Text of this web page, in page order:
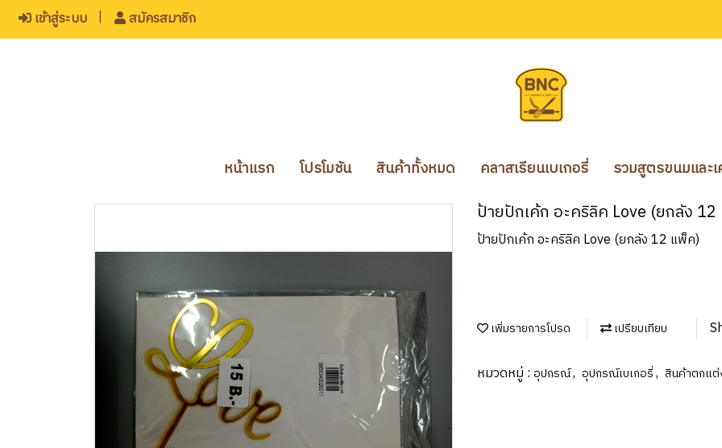
เข้าสู่ระบบ สมัครสมาชิก
หน้าแรก โปรโมชัน สินค้าทั้งหมด คลาสเรียนเบเกอรี่ รวมสูตรขนมและ
ป้ายปักเค้ก อะคริลิค Love (ยกลัง
ป้ายปักเค้ก อะคริลิค Love (ยกลัง 12 แพ็ค)
เพิ่มรายการโปรด เปรียบเทียบ
หมวดหมู่ : อุปกรณ์, อุปกรณ์เบเกอรี่, สินค้าตกแต่